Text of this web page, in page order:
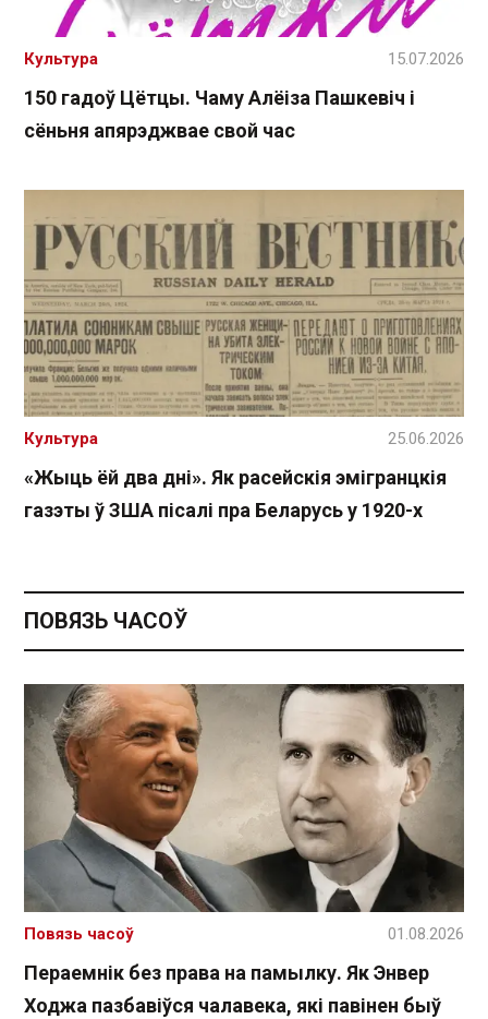
150 гадоў Цётцы. Чаму Алёіза Пашкевіч і
сёньня апярэджвае свой час
Культура 15.07.2026
«Жыць ёй два дні». Як расейскія эмігранцкія
газэты ў ЗША пісалі пра Беларусь у 1920-х
Культура 25.06.2026
ПОВЯЗЬ ЧАСОЎ
Пераемнік без права на памылку. Як Энвер
Ходжа пазбавіўся чалавека, які павінен быў
Повязь часоў 01.08.2026